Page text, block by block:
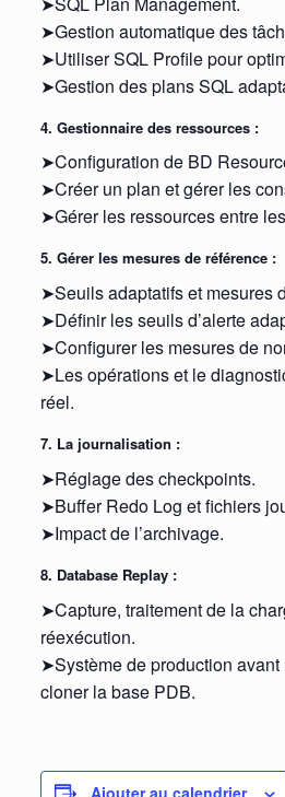
➤Gestion automatique des
➤Utiliser SQL Profile pour
➤Gestion des plans SQL
4. Gestionnaire des ressources :
➤Configuration de BD
➤Créer un plan et gérer les
➤Gérer les ressources entre
5. Gérer les mesures de référence :
➤Seuils adaptatifs et mesures
➤Définir les seuils d’alerte
➤Configurer les mesures de
➤Les opérations et le
réel.
7. La journalisation :
➤Réglage des checkpoints.
➤Buffer Redo Log et fichiers
➤Impact de l’archivage.
8. Database Replay :
➤Capture, traitement de la
réexécution.
➤Système de production
cloner la base PDB.
Ajouter au calendrier